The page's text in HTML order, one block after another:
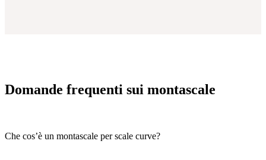
Domande frequenti sui montascale
Che cos’è un montascale per scale curve?